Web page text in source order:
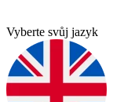
Vyberte svůj jazyk